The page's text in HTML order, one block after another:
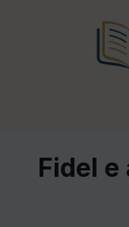
Fidel e